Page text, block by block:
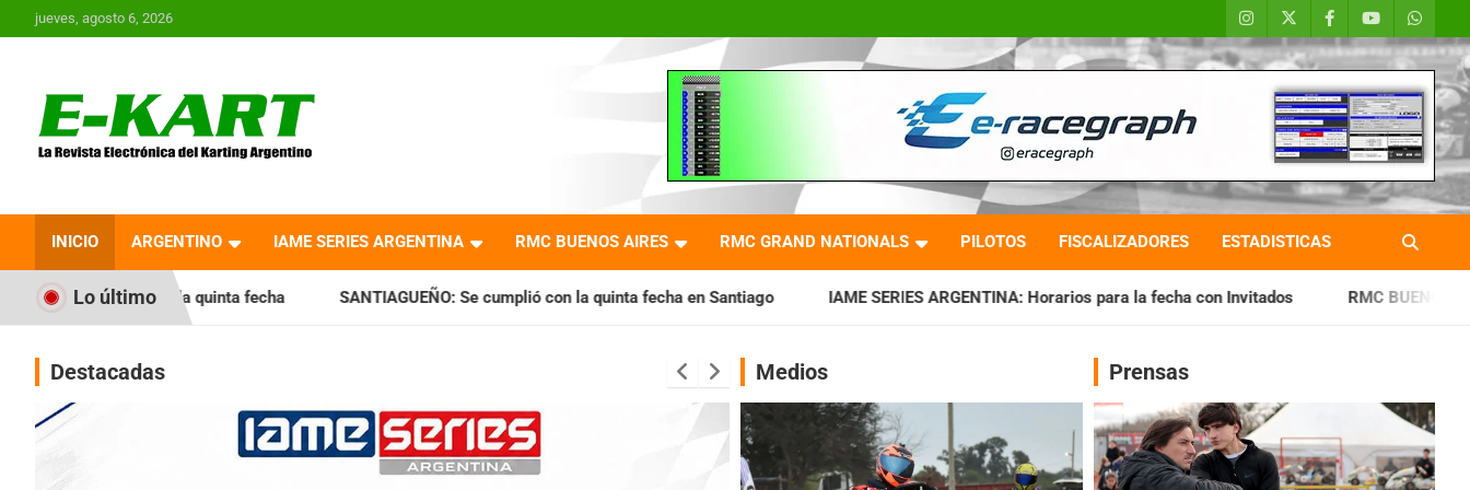
Saltar
al
jueves, agosto 6, 2026
Revista Electrónica del
Karting en Argentina
INICIO ARGENTINO IAME SERIES ARGENTINA RMC BUENOS AIRES RMC GRAND NATIONALS PILOTOS FISCALIZADORES ESTADISTICAS
Lo último
la quinta fecha SANTIAGUEÑO: Se cumplió con la quinta fecha en Santiago IAME SERIES ARGENTINA: Horarios para la fecha con Invitados RMC BUENOS AIRES: Cerró una
Destacadas Medios Prensas